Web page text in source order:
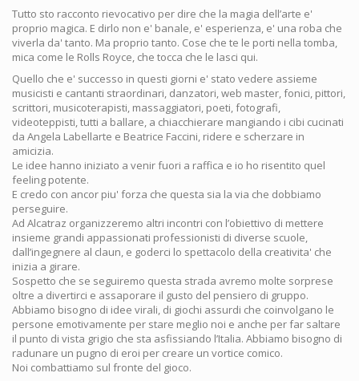
Tutto sto racconto rievocativo per dire che la magia dell’arte e'
proprio magica. E dirlo non e' banale, e' esperienza, e' una roba che
viverla da' tanto. Ma proprio tanto. Cose che te le porti nella tomba,
mica come le Rolls Royce, che tocca che le lasci qui.
Quello che e' successo in questi giorni e' stato vedere assieme
musicisti e cantanti straordinari, danzatori, web master, fonici, pittori,
scrittori, musicoterapisti, massaggiatori, poeti, fotografi,
videoteppisti, tutti a ballare, a chiacchierare mangiando i cibi cucinati
da Angela Labellarte e Beatrice Faccini, ridere e scherzare in
amicizia.
Le idee hanno iniziato a venir fuori a raffica e io ho risentito quel
feeling potente.
E credo con ancor piu' forza che questa sia la via che dobbiamo
perseguire.
Ad Alcatraz organizzeremo altri incontri con l’obiettivo di mettere
insieme grandi appassionati professionisti di diverse scuole,
dall’ingegnere al claun, e goderci lo spettacolo della creativita' che
inizia a girare.
Sospetto che se seguiremo questa strada avremo molte sorprese
oltre a divertirci e assaporare il gusto del pensiero di gruppo.
Abbiamo bisogno di idee virali, di giochi assurdi che coinvolgano le
persone emotivamente per stare meglio noi e anche per far saltare
il punto di vista grigio che sta asfissiando l’Italia. Abbiamo bisogno di
radunare un pugno di eroi per creare un vortice comico.
Noi combattiamo sul fronte del gioco.